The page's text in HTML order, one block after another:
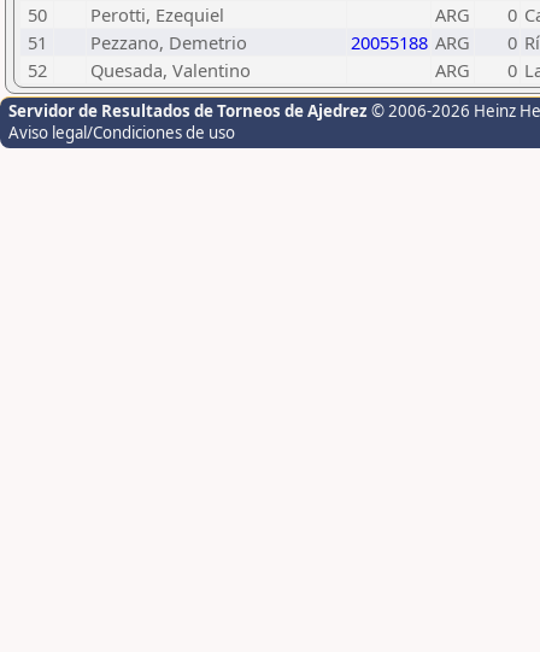
50 Perotti, Ezequiel ARG 0
51
Pezzano, Demetrio 20055188 ARG 0
52
Quesada, Valentino ARG 0
Servidor de Resultados de Torneos de Ajedrez © 2006-2026 Heinz
Aviso legal/Condiciones de uso